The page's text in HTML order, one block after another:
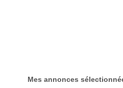
Mes annonces